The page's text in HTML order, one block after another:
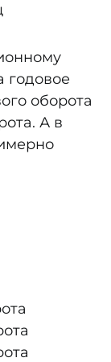
годовое
оборота
А в